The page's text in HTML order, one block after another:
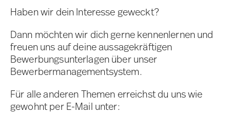
Haben wir dein Interesse geweckt?
Dann möchten wir dich gerne kennenlernen und
freuen uns auf deine aussagekräftigen
Bewerbungsunterlagen über unser
Bewerbermanagementsystem.
Für alle anderen Themen erreichst du uns wie
gewohnt per E-Mail unter: